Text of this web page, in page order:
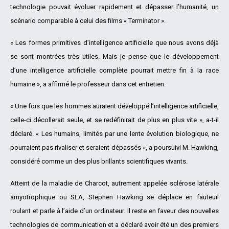
technologie pouvait évoluer rapidement et dépasser l’humanité, un
scénario comparable à celui des films « Terminator ».
« Les formes primitives d’intelligence artificielle que nous avons déjà
se sont montrées très utiles. Mais je pense que le développement
d’une intelligence artificielle complète pourrait mettre fin à la race
humaine », a affirmé le professeur dans cet entretien.
« Une fois que les hommes auraient développé l’intelligence artificielle,
celle-ci décollerait seule, et se redéfinirait de plus en plus vite », a-t-il
déclaré. « Les humains, limités par une lente évolution biologique, ne
pourraient pas rivaliser et seraient dépassés », a poursuivi M. Hawking,
considéré comme un des plus brillants scientifiques vivants.
Atteint de la maladie de Charcot, autrement appelée sclérose latérale
amyotrophique ou SLA, Stephen Hawking se déplace en fauteuil
roulant et parle à l’aide d’un ordinateur. Il reste en faveur des nouvelles
technologies de communication et a déclaré avoir été un des premiers